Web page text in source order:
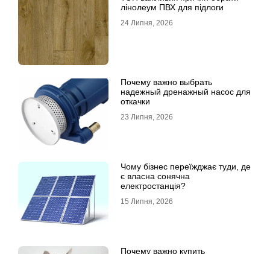
лінолеум ПВХ для підлоги
24 Липня, 2026
Почему важно выбрать
надежный дренажный насос для
откачки
23 Липня, 2026
Чому бізнес переїжджає туди, де
є власна сонячна
електростанція?
15 Липня, 2026
Почему важно купить